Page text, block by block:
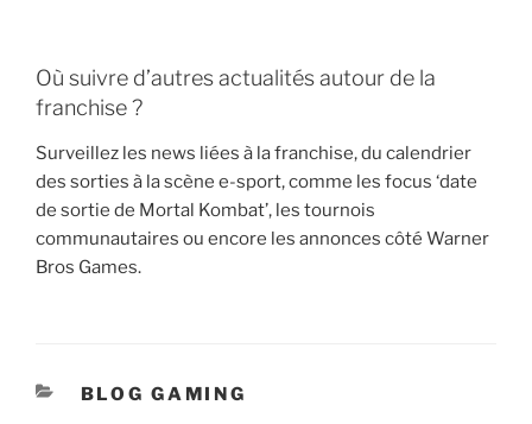
Où suivre d’autres actualités autour de la
franchise ?
Surveillez les news liées à la franchise, du calendrier
des sorties à la scène e-sport, comme les focus ‘date
de sortie de Mortal Kombat’, les tournois
communautaires ou encore les annonces côté Warner
Bros Games.
CATÉGORIES
BLOG GAMING